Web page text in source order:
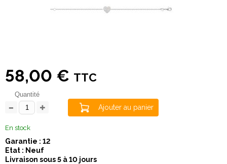
58,00 € TTC
Quantité
Ajouter au panier
En stock
Garantie : 12
Etat : Neuf
Livraison sous 5 à 10 jours